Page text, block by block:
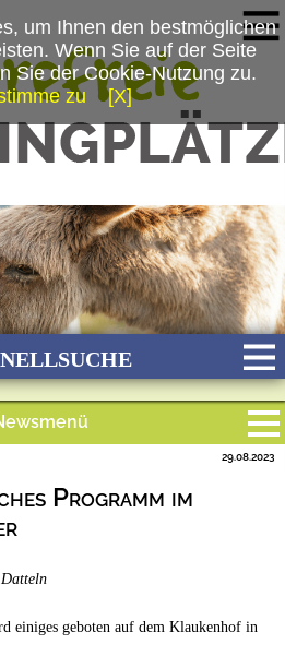
Programm im
29.08.2023
einiges geboten auf dem Klaukenhof in
um Ihnen den bestmöglichen
Wenn Sie auf der Seite
Sie der Cookie-Nutzung zu.
zu
[X]